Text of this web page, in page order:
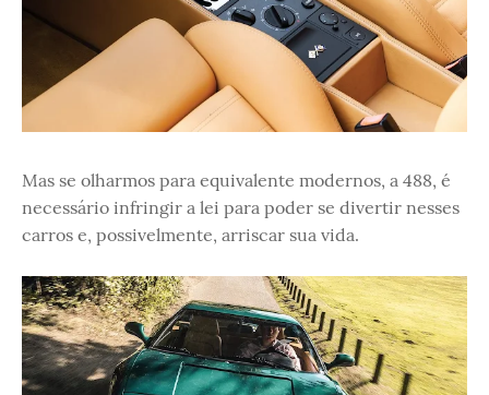
Mas se olharmos para equivalente modernos, a 488, é
necessário infringir a lei para poder se divertir nesses
carros e, possivelmente, arriscar sua vida.